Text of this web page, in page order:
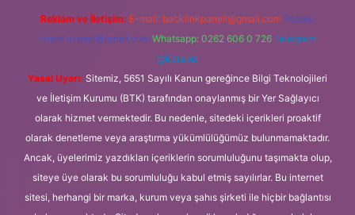
Reklam ve İletişim: E-mail: backlinkpaneli@gmail.com Teams:
forumhizmeti@gmail.com Whatsapp: 0262 606 0 726 Telegram:
@karabul
Yasal Uyarı: Sitemiz, 5651 Sayılı Kanun gereğince Bilgi Teknolojileri
ve İletişim Kurumu (BTK) tarafından onaylanmış bir Yer Sağlayıcı
olarak hizmet vermektedir. Bu nedenle, sitedeki içerikleri proaktif
olarak denetleme veya araştırma yükümlülüğümüz bulunmamaktadır.
Ancak, üyelerimiz yazdıkları içeriklerin sorumluluğunu taşımakta olup,
siteye üye olarak bu sorumluluğu kabul etmiş sayılırlar. Bu internet
sitesi, herhangi bir marka, kurum veya şahıs şirketi ile hiçbir bağlantısı